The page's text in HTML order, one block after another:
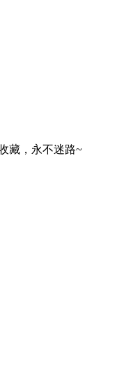
藏，永不迷路~